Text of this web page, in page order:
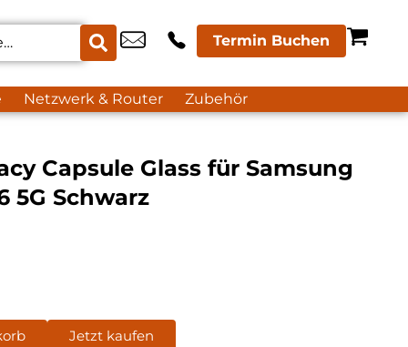
Termin Buchen
Netzwerk & Router Zubehör
Capsule Glass für Samsung
5G Schwarz
Jetzt kaufen